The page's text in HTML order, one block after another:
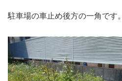
駐車場の車止め後方の一角です。